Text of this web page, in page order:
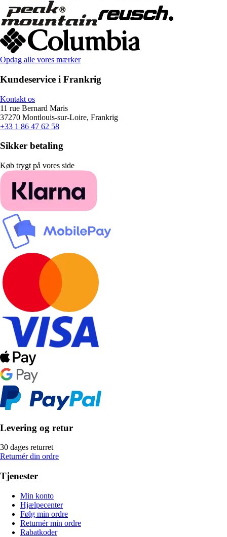
Opdag alle vores mærker
Kundeservice i Frankrig
Kontakt os
11 rue Bernard Maris
37270 Montlouis-sur-Loire, Frankrig
+33 1 86 47 62 58
Sikker betaling
Køb trygt på vores side
Levering og retur
30 dages returret
Returnér din ordre
Tjenester
Min konto
Hjælpecenter
Følg min ordre
Returnér min ordre
Rabatkoder